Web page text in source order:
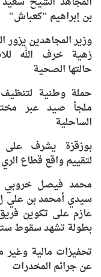
بن إبراهيم "كعباش"
وزير المجاهدين يزور
زهية خرف الله
حالتها الصحية
ملجأ صيد عبر
الساحلية
بوزقزة يشرف
لتقييم واقع قطاع الري
محمد فيصل خروبي
سيدي أمحمد بن علي
عازم على تكوين
بطولة تشهد سقوط
تحفيزات مالية وغير
عن جرائم المخدرات